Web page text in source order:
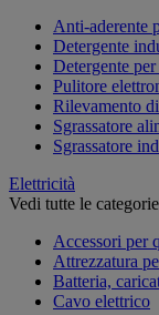
Anti-aderente
Detergente
Detergente
Pulitore
Rilevamento
Sgrassatore
Sgrassatore
Elettricità
Vedi tutte le categorie
Accessori per
Attrezzatura
Batteria,
Cavo elettrico